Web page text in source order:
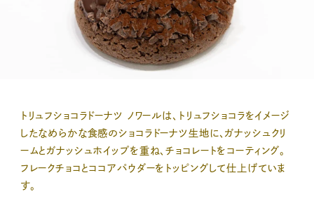
トリュフショコラドーナツ ノワールは、トリュフショコラをイメージ
したなめらかな食感のショコラドーナツ生地に、ガナッシュクリ
ームとガナッシュホイップを重ね、チョコレートをコーティング。
フレークチョコとココアパウダーをトッピングして仕上げていま
す。